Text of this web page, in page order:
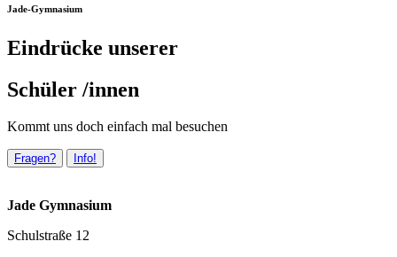
Jade-Gymnasium
Eindrücke unserer
Schüler /innen
Kommt uns doch einfach mal besuchen
Fragen? Info!
Jade Gymnasium
Schulstraße 12